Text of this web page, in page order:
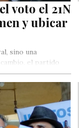
voto el 21N
y ubicar
sino una
el partido